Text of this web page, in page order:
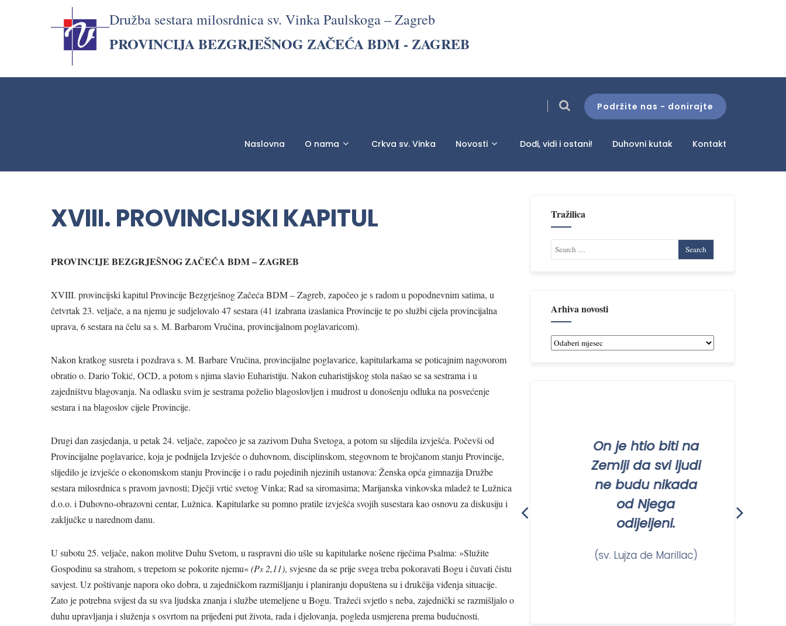
Družba sestara milosrdnica sv. Vinka Paulskoga – Zagreb
PROVINCIJA BEZGRJEŠNOG ZAČEĆA BDM - ZAGREB
Podržite nas - donirajte
Naslovna O nama Crkva sv. Vinka Novosti Dođi, vidi i ostani! Duhovni kutak Kontakt
XVIII. PROVINCIJSKI KAPITUL
PROVINCIJE BEZGRJEŠNOG ZAČEĆA BDM – ZAGREB
XVIII. provincijski kapitul Provincije Bezgrješnog Začeća BDM – Zagreb, započeo je s radom u popodnevnim satima, u
četvrtak 23. veljače, a na njemu je sudjelovalo 47 sestara (41 izabrana izaslanica Provincije te po službi cijela provincijalna
uprava, 6 sestara na čelu sa s. M. Barbarom Vručina, provincijalnom poglavaricom).
Nakon kratkog susreta i pozdrava s. M. Barbare Vručina, provincijalne poglavarice, kapitularkama se poticajnim nagovorom
obratio o. Dario Tokić, OCD, a potom s njima slavio Euharistiju. Nakon euharistijskog stola našao se sa sestrama i u
zajedništvu blagovanja. Na odlasku svim je sestrama poželio blagoslovljen i mudrost u donošenju odluka na posvećenje
sestara i na blagoslov cijele Provincije.
Drugi dan zasjedanja, u petak 24. veljače, započeo je sa zazivom Duha Svetoga, a potom su slijedila izvješća. Počevši od
Provincijalne poglavarice, koja je podnijela Izvješće o duhovnom, disciplinskom, stegovnom te brojčanom stanju Provincije,
slijedilo je izvješće o ekonomskom stanju Provincije i o radu pojedinih njezinih ustanova: Ženska opća gimnazija Družbe
sestara milosrdnica s pravom javnosti; Dječji vrtić svetog Vinka; Rad sa siromasima; Marijanska vinkovska mladež te Lužnica
d.o.o. i Duhovno-obrazovni centar, Lužnica. Kapitularke su pomno pratile izvješća svojih susestara kao osnovu za diskusiju i
zaključke u narednom danu.
U subotu 25. veljače, nakon molitve Duhu Svetom, u raspravni dio ušle su kapitularke nošene riječima Psalma: »Služite
Gospodinu sa strahom, s trepetom se pokorite njemu«(Ps 2,11), svjesne da se prije svega treba pokoravati Bogu i čuvati čistu
savjest. Uz poštivanje napora oko dobra, u zajedničkom razmišljanju i planiranju dopuštena su i drukčija viđenja situacije.
Zato je potrebna svijest da su sva ljudska znanja i službe utemeljene u Bogu. Tražeći svjetlo s neba, zajednički se razmišljalo o
duhu upravljanja i služenja s osvrtom na prijeđeni put života, rada i djelovanja, pogleda usmjerena prema budućnosti.
Tražilica
Arhiva novosti
Arhiva
Ništa što činimo
nije Bogu
ugodno ako to
ne činimo s
(sv. Vinko Paulski)
Želio bih
obuhvatiti cijeli
svijet mrežom
ljubavi.
On je htio biti na
Zemlji da svi ljudi
ne budu nikada
od Njega
odijeljeni.
(sv. Lujza de Marillac)